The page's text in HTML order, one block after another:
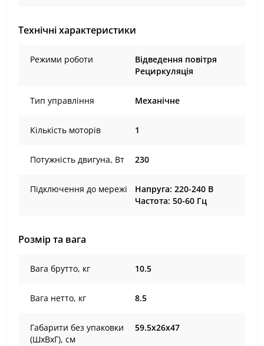
Технічні характеристики
Режими роботи
Відведення повітря
Рециркуляція
Тип управління Механічне
Кількість моторів 1
Потужність двигуна, Вт 230
Підключення до мережі
Напруга: 220-240 В
Частота: 50-60 Гц
Розмір та вага
Вага брутто, кг 10.5
Вага нетто, кг 8.5
Габарити без упаковки
(ШхВхГ), cм
59.5х26х47